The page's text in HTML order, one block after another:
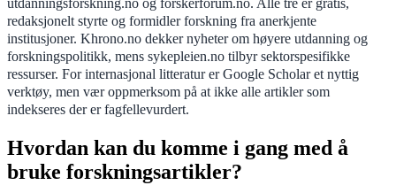
redaksjonelt styrte og formidler forskning fra anerkjente
institusjoner. Khrono.no dekker nyheter om høyere utdanning og
forskningspolitikk, mens sykepleien.no tilbyr sektorspesifikke
ressurser. For internasjonal litteratur er Google Scholar et nyttig
verktøy, men vær oppmerksom på at ikke alle artikler som
indekseres der er fagfellevurdert.
Hvordan kan du komme i gang med å
bruke forskningsartikler?